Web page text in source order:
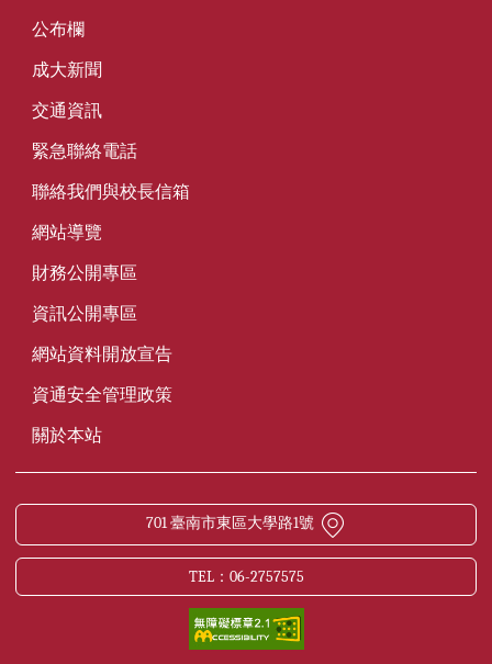
公布欄
成大新聞
交通資訊
緊急聯絡電話
聯絡我們與校長信箱
網站導覽
財務公開專區
資訊公開專區
網站資料開放宣告
資通安全管理政策
關於本站
701 臺南市東區大學路1號
TEL：06-2757575